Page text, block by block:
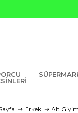
Erkek Alt Giyim